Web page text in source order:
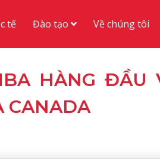
tế Đào tạo Về chúng tôi
HÀNG ĐẦU
CANADA